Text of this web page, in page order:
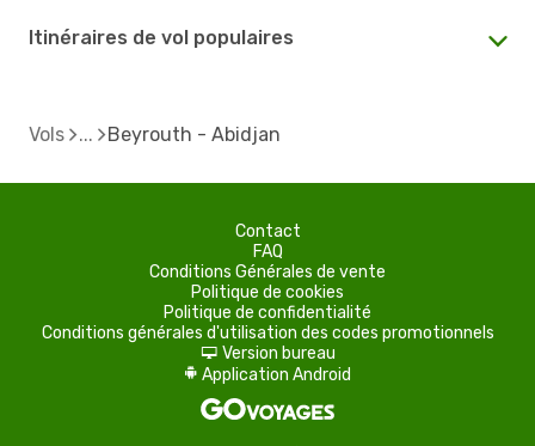
Itinéraires de vol populaires
Vols Beyrouth - Abidjan
Contact
FAQ
Conditions Générales de vente
Politique de cookies
Politique de confidentialité
Conditions générales d'utilisation des codes promotionnels
d Version bureau
A Application Android